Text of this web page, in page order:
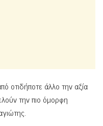
οτιδήποτε άλλο την αξία
την πιο όμορφη